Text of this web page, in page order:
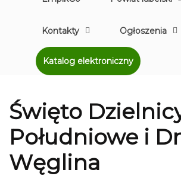
Kontakty Ogłoszenia
Katalog elektroniczny
Święto
Południowe i
Węglina